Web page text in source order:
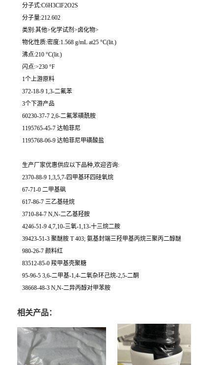
分子式:C6H3ClF2O2S
分子量:212.602
类别:其他>化学试剂>卤化物>
物化性质:密度:1.568 g/mL at25 °C(lit.)
沸点:210 °C(lit.)
闪点:>230 °F
1个上游原料
372-18-9 1,3-二氟苯
3个下游产品
60230-37-7 2,6-二氟苯磺酰胺
1195765-45-7 达帕菲尼
1195768-06-9 达帕菲尼甲磺酸盐
生产厂家优惠供应以下品种,欢迎咨询:
2370-88-9 1,3,5,7-四甲基环四硅氧烷
67-71-0 二甲基砜
617-86-7 三乙基硅烷
3710-84-7 N,N-二乙基羟胺
4246-51-9 4,7,10-三氧-1,13-十三烷二胺
39423-51-3 聚醚胺 T 403; 氨基封端三羟甲基丙烷三聚丙二醇醚
980-26-7 颜料红
83512-85-0 羧甲基壳聚糖
95-96-5 3,6-二甲基-1,4-二氧杂环己烷-2,5-二酮
38668-48-3 N,N-二异丙醇对甲苯胺
相关产品：